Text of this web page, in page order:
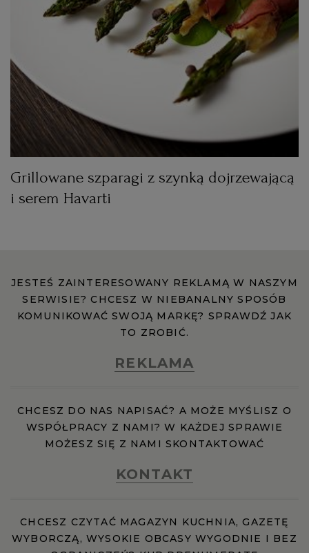
Grillowane szparagi z szynką dojrzewającą
i serem Havarti
JESTEŚ ZAINTERESOWANY REKLAMĄ W NASZYM
SERWISIE? CHCESZ W NIEBANALNY SPOSÓB
KOMUNIKOWAĆ SWOJĄ MARKĘ? SPRAWDŹ JAK
TO ZROBIĆ.
REKLAMA
CHCESZ DO NAS NAPISAĆ? A MOŻE MYŚLISZ O
WSPÓŁPRACY Z NAMI? W KAŻDEJ SPRAWIE
MOŻESZ SIĘ Z NAMI SKONTAKTOWAĆ
KONTAKT
CHCESZ CZYTAĆ MAGAZYN KUCHNIA, GAZETĘ
WYBORCZĄ, WYSOKIE OBCASY WYGODNIE I BEZ